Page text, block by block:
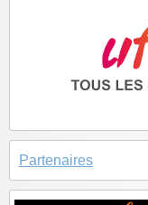
Partenaires